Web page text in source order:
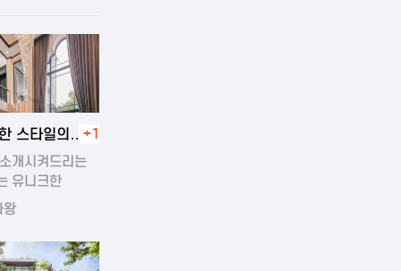
11-19 00:45
스타일의
풀빌라
+1
개시켜드리는
유니크한
…
왕